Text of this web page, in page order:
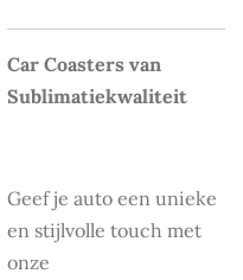
Car Coasters van
Sublimatiekwaliteit
Geef je auto een unieke
en stijlvolle touch met
onze